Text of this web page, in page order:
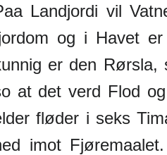
Landjordi vil
og i Havet
er den Rørsla,
at det verd Flod
fløder i seks
imot